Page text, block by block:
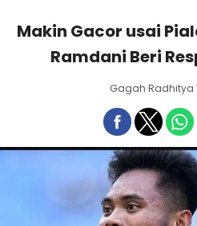
Makin Gacor usai
Ramdani Beri
Gagah Radhitya